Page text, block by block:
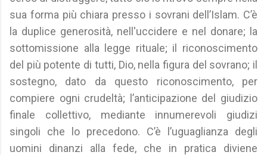
sua forma più chiara presso i sovrani dell’Islam. C’è
la duplice generosità, nell'uccidere e nel donare; la
sottomissione alla legge rituale; il riconoscimento
del più potente di tutti, Dio, nella figura del sovrano; il
sostegno, dato da questo riconoscimento, per
compiere ogni crudeltà; l’anticipazione del giudizio
finale collettivo, mediante innumerevoli giudizi
singoli che lo precedono. C’è l’uguaglianza degli
uomini dinanzi alla fede, che in pratica diviene